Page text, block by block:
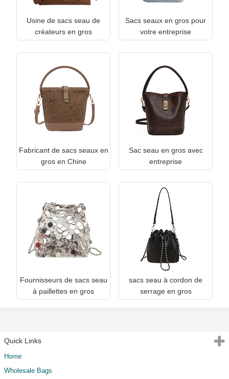
Usine de sacs seau de
créateurs en gros
Sacs seaux en gros pour
votre entreprise
Fabricant de sacs seaux en
gros en Chine
Sac seau en gros avec
entreprise
Fournisseurs de sacs seau
à paillettes en gros
sacs seau à cordon de
serrage en gros
Quick Links
Home
Wholesale Bags